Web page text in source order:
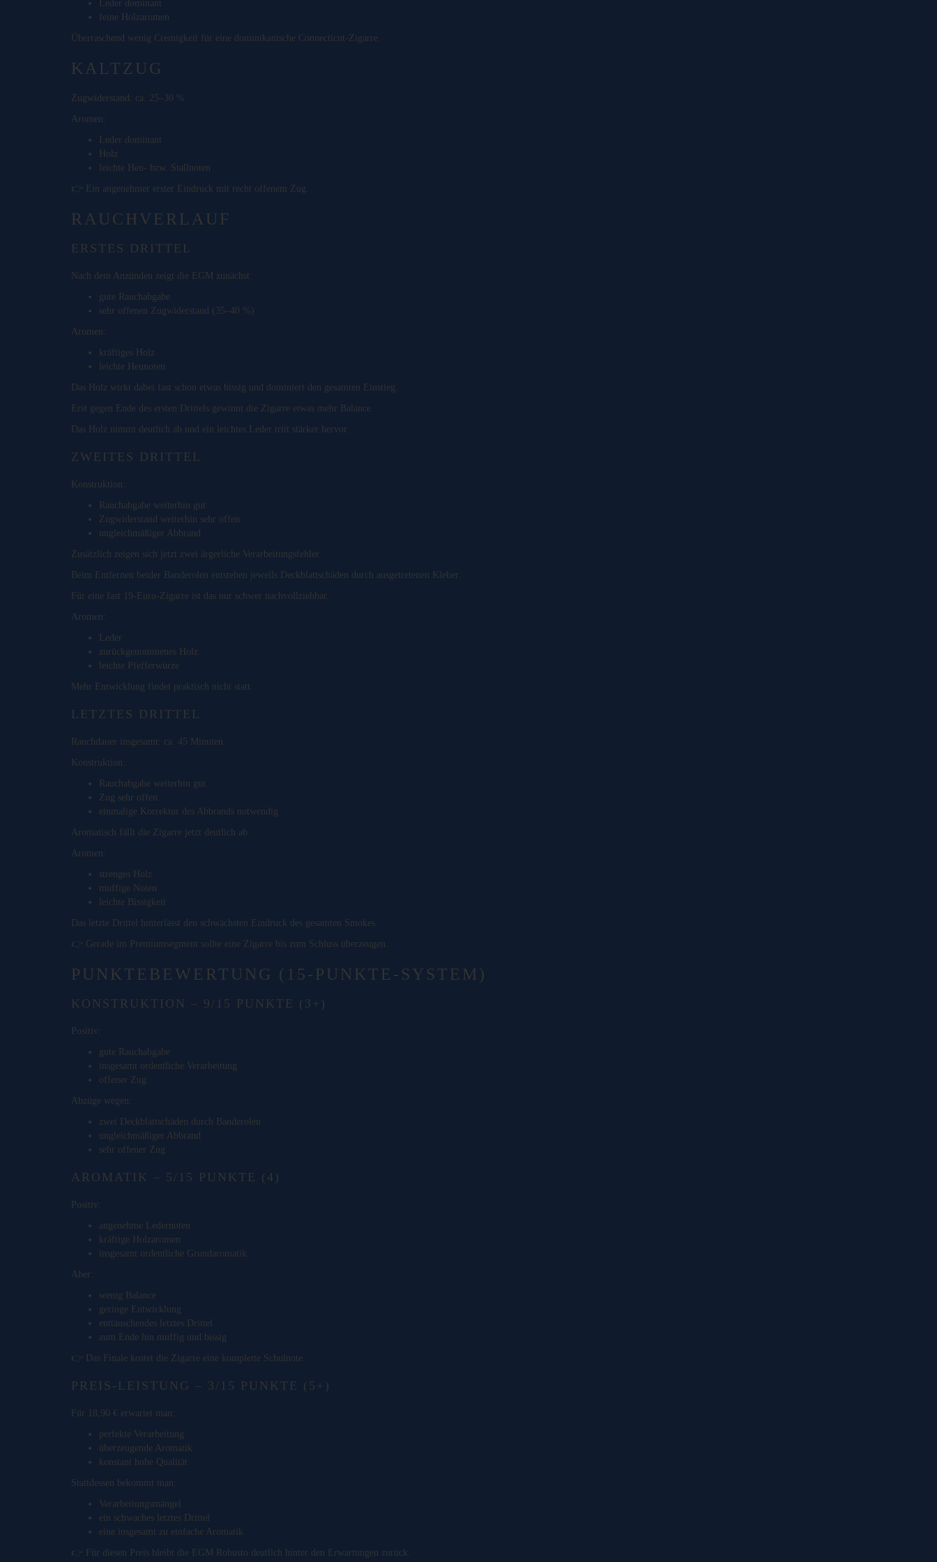
Leder dominant
feine Holzaromen
Überraschend wenig Cremigkeit für eine dominikanische Connecticut-Zigarre.
KALTZUG
Zugwiderstand: ca. 25–30 %
Aromen:
Leder dominant
Holz
leichte Heu- bzw. Stallnoten
👉 Ein angenehmer erster Eindruck mit recht offenem Zug.
RAUCHVERLAUF
ERSTES DRITTEL
Nach dem Anzünden zeigt die EGM zunächst:
gute Rauchabgabe
sehr offenen Zugwiderstand (35–40 %)
Aromen:
kräftiges Holz
leichte Heunoten
Das Holz wirkt dabei fast schon etwas bissig und dominiert den gesamten Einstieg.
Erst gegen Ende des ersten Drittels gewinnt die Zigarre etwas mehr Balance.
Das Holz nimmt deutlich ab und ein leichtes Leder tritt stärker hervor.
ZWEITES DRITTEL
Konstruktion:
Rauchabgabe weiterhin gut
Zugwiderstand weiterhin sehr offen
ungleichmäßiger Abbrand
Zusätzlich zeigen sich jetzt zwei ärgerliche Verarbeitungsfehler.
Beim Entfernen beider Banderolen entstehen jeweils Deckblattschäden durch ausgetretenen Kleber.
Für eine fast 19-Euro-Zigarre ist das nur schwer nachvollziehbar.
Aromen:
Leder
zurückgenommenes Holz
leichte Pfefferwürze
Mehr Entwicklung findet praktisch nicht statt.
LETZTES DRITTEL
Rauchdauer insgesamt: ca. 45 Minuten
Konstruktion:
Rauchabgabe weiterhin gut
Zug sehr offen
einmalige Korrektur des Abbrands notwendig
Aromatisch fällt die Zigarre jetzt deutlich ab.
Aromen:
strenges Holz
muffige Noten
leichte Bissigkeit
Das letzte Drittel hinterlässt den schwächsten Eindruck des gesamten Smokes.
👉 Gerade im Premiumsegment sollte eine Zigarre bis zum Schluss überzeugen.
PUNKTEBEWERTUNG (15-PUNKTE-SYSTEM)
KONSTRUKTION – 9/15 PUNKTE (3+)
Positiv:
gute Rauchabgabe
insgesamt ordentliche Verarbeitung
offener Zug
Abzüge wegen:
zwei Deckblattschäden durch Banderolen
ungleichmäßiger Abbrand
sehr offener Zug
AROMATIK – 5/15 PUNKTE (4)
Positiv:
angenehme Ledernoten
kräftige Holzaromen
insgesamt ordentliche Grundaromatik
Aber:
wenig Balance
geringe Entwicklung
enttäuschendes letztes Drittel
zum Ende hin muffig und bissig
👉 Das Finale kostet die Zigarre eine komplette Schulnote.
PREIS-LEISTUNG – 3/15 PUNKTE (5+)
Für 18,90 € erwartet man:
perfekte Verarbeitung
überzeugende Aromatik
konstant hohe Qualität
Stattdessen bekommt man:
Verarbeitungsmängel
ein schwaches letztes Drittel
eine insgesamt zu einfache Aromatik
👉 Für diesen Preis bleibt die EGM Robusto deutlich hinter den Erwartungen zurück.